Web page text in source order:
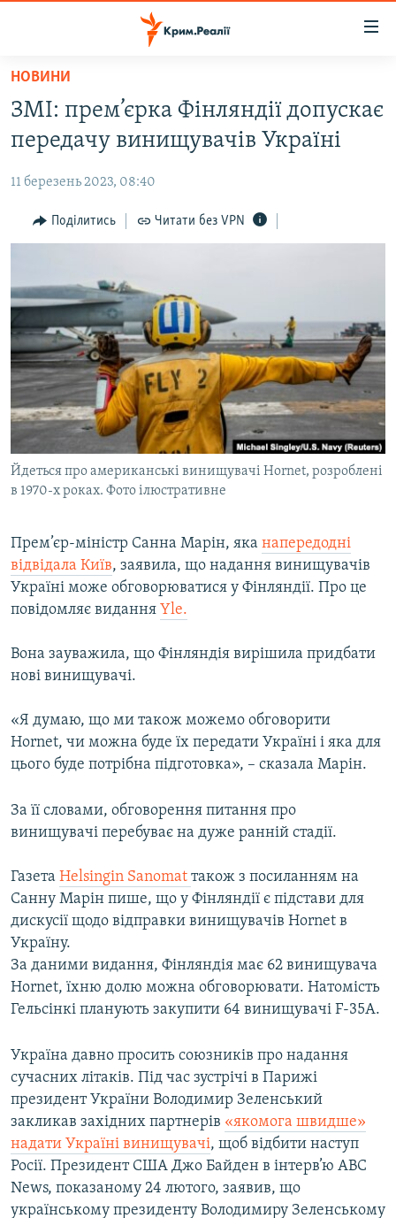
Перейти
основного
матеріалу
Перейти
до
навігації
Перейти
пошуку
ВОДА.КРИМ
ВІДЕО ТА ФОТО
ПОЛІТИКА
БЛОГИ
ІНТЕРВ'Ю
ВСЕ ЗА ДЕНЬ
СПЕЦПРОЕКТИ
ДЕПОРТАЦІЯ
ВІДЕОУРОКИ «ELIFBE»
СВІДЧЕННЯ ОКУПАЦІЇ
УКРАЇНСЬКА ПРОБЛЕМА КРИМУ
ЯК ОБІЙТИ БЛОКУВАННЯ
Русский
Qırımtatar
Усі сайти RFE/RL
НОВИНИ
ЗМІ: прем’єрка Фінляндії допускає
передачу винищувачів Україні
11 березень 2023, 08:40
Поділитись Читати без VPN
Йдеться про американські винищувачі Hornet, розроблені
в 1970-х роках. Фото ілюстративне
Прем’єр-міністр Санна Марін, яка напередодні
відвідала Київ, заявила, що надання винищувачів
Україні може обговорюватися у Фінляндії. Про це
повідомляє видання Yle.
Вона зауважила, що Фінляндія вирішила придбати
нові винищувачі.
«Я думаю, що ми також можемо обговорити
Hornet, чи можна буде їх передати Україні і яка для
цього буде потрібна підготовка», – сказала Марін.
За її словами, обговорення питання про
винищувачі перебуває на дуже ранній стадії.
Газета Helsingin Sanomat також з посиланням на
Санну Марін пише, що у Фінляндії є підстави для
дискусії щодо відправки винищувачів Hornet в
Україну.
За даними видання, Фінляндія має 62 винищувача
Hornet, їхню долю можна обговорювати. Натомість
Гельсінкі планують закупити 64 винищувачі F-35A.
Україна давно просить союзників про надання
сучасних літаків. Під час зустрічі в Парижі
президент України Володимир Зеленський
закликав західних партнерів «якомога швидше»
надати Україні винищувачі, щоб відбити наступ
Росії. Президент США Джо Байден в інтерв’ю ABC
News, показаному 24 лютого, заявив, що
українському президенту Володимиру Зеленському